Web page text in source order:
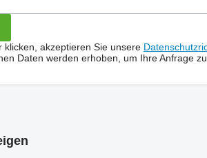
klicken, akzeptieren Sie unsere
Daten werden erhoben, um Ihre Anfrage